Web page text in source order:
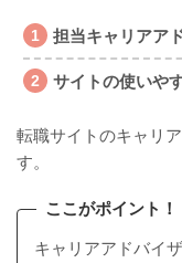
担当キャリアア
サイトの使いや
転職サイトのキャリ
す。
ここがポイント！
キャリアアドバイ